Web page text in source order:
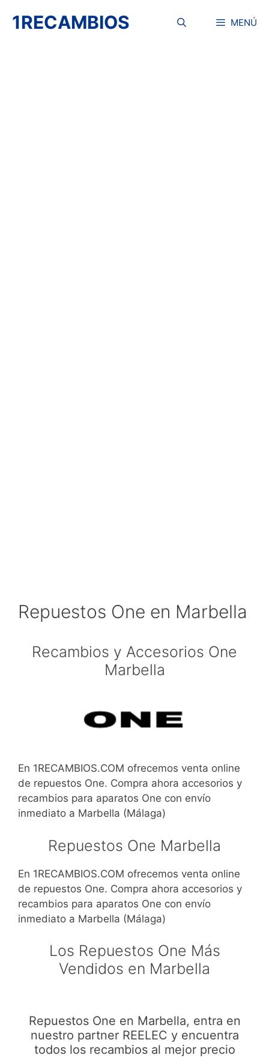
1RECAMBIOS MENÚ
Repuestos One en Marbella
Recambios y Accesorios One
Marbella
En 1RECAMBIOS.COM ofrecemos venta online
de repuestos One. Compra ahora accesorios y
recambios para aparatos One con envío
inmediato a Marbella (Málaga)
Repuestos One Marbella
En 1RECAMBIOS.COM ofrecemos venta online
de repuestos One. Compra ahora accesorios y
recambios para aparatos One con envío
inmediato a Marbella (Málaga)
Los Repuestos One Más
Vendidos en Marbella
Repuestos One en Marbella, entra en
nuestro partner REELEC y encuentra
todos los recambios al mejor precio